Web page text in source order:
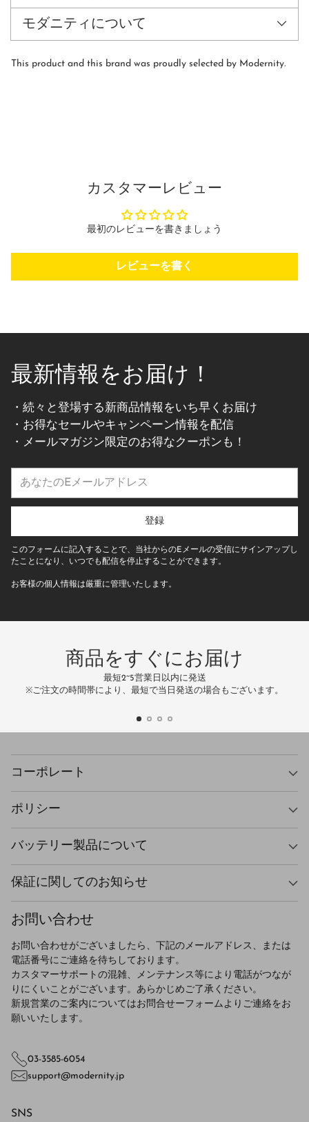
追
モダニティについて
This product and this brand was proudly selected by Modernity.
カスタマーレビュー
最初のレビューを書きましょう
レビューを書く
最新情報をお届け！
・続々と登場する新商品情報をいち早くお届け
・お得なセールやキャンペーン情報を配信
・メールマガジン限定のお得なクーポンも！
メ
ー
ア
レ
登録
このフォームに記入することで、当社からのEメールの受信にサインアップし
たことになり、いつでも配信を停止することができます。
お客様の個人情報は厳重に管理いたします。
商品をすぐにお届け
最短2~5営業日以内に発送
※ご注文の時間帯により、最短で当日発送の場合もございます。
コーポレート
ポリシー
バッテリー製品について
保証に関してのお知らせ
お問い合わせ
お問い合わせがございましたら、下記のメールアドレス、または
電話番号にご連絡を待ちしております。
カスタマーサポートの混雑、メンテナンス等により電話がつなが
りにくいことがございます。あらかじめご了承ください。
新規営業のご案内についてはお問合せーフォームよりご連絡をお
願いいたします。
03-3585-6054
support@modernity.jp
SNS